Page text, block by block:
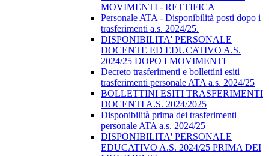
MOVIMENTI - RETTIFICA
Personale ATA - Disponibilità posti dopo i
trasferimenti a.s. 2024/25.
DISPONIBILITA' PERSONALE
DOCENTE ED EDUCATIVO A.S.
2024/25 DOPO I MOVIMENTI
Decreto trasferimenti e bollettini esiti
trasferimenti personale ATA a.s. 2024/25
BOLLETTINI ESITI TRASFERIMENTI
DOCENTI A.S. 2024/2025
Disponibilità prima dei trasferimenti
personale ATA a.s. 2024/25
DISPONIBILITA' PERSONALE
EDUCATIVO A.S. 2024/25 PRIMA DEI